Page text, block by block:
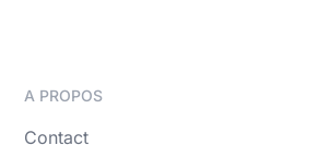
A PROPOS
Contact